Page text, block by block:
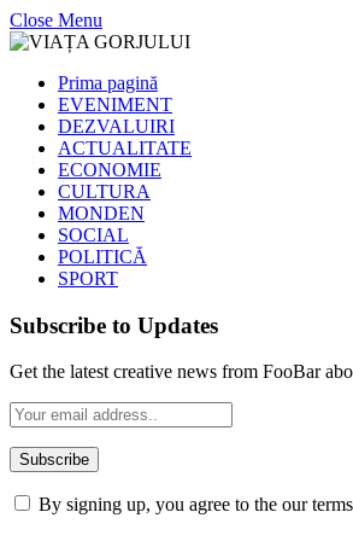
Close Menu
Prima pagină
EVENIMENT
DEZVALUIRI
ACTUALITATE
ECONOMIE
CULTURA
MONDEN
SOCIAL
POLITICĂ
SPORT
Subscribe to Updates
Get the latest creative news from FooBar
By signing up, you agree to the our